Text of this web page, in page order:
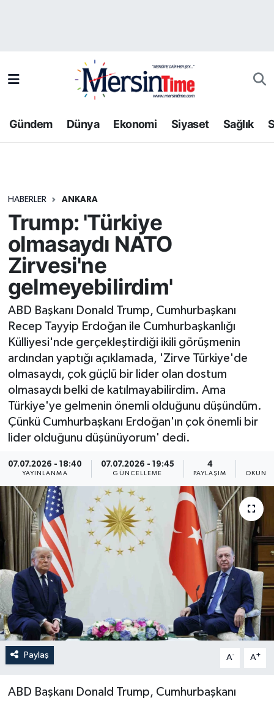
Gündem Dünya Ekonomi Siyaset Sağlık
HABERLER ANKARA
Trump: 'Türkiye
olmasaydı NATO
Zirvesi'ne
gelmeyebilirdim'
ABD Başkanı Donald Trump, Cumhurbaşkanı
Recep Tayyip Erdoğan ile Cumhurbaşkanlığı
Külliyesi'nde gerçekleştirdiği ikili görüşmenin
ardından yaptığı açıklamada, 'Zirve Türkiye'de
olmasaydı, çok güçlü bir lider olan dostum
olmasaydı belki de katılmayabilirdim. Ama
Türkiye'ye gelmenin önemli olduğunu düşündüm.
Çünkü Cumhurbaşkanı Erdoğan'ın çok önemli bir
lider olduğunu düşünüyorum' dedi.
07.07.2026 - 18:40
YAYINLANMA
07.07.2026 - 19:45
GÜNCELLEME
4
PAYLAŞIM
Paylaş A- A+
ABD Başkanı Donald Trump, Cumhurbaşkanı
Bilim-Teknoloji
Dünya
Ekonomi
Gündem
Kültür-Sanat
Resmi İlan
Sağlık
Siyaset
Spor
Yaşam
Trafik Durumu
Tüm Manşetler
Haber Arşivi